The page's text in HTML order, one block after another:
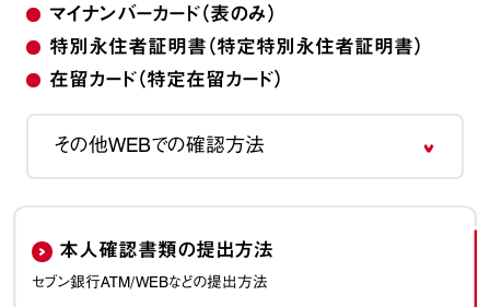
マイナンバーカード（表のみ）
特別永住者証明書（特定特別永住者証明書）
在留カード（特定在留カード）
その他WEBでの確認方法
本人確認書類の提出方法
セブン銀行ATM/WEBなどの提出方法